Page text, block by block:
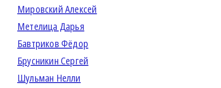
Мировский Алексей
Метелица Дарья
Бавтриков Фёдор
Брусникин Сергей
Шульман Нелли